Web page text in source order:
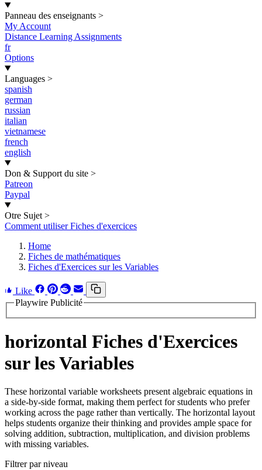
Panneau des enseignants >
My Account
Distance Learning Assignments
fr
Options
Languages >
spanish
german
russian
italian
vietnamese
french
english
Don & Support du site >
Patreon
Paypal
Otre Sujet >
Comment utiliser Fiches d'exercices
Home
Fiches de mathématiques
Fiches d'Exercices sur les Variables
Like
Playwire Publicité
horizontal Fiches d'Exercices
sur les Variables
These horizontal variable worksheets present algebraic equations in
a side-by-side format, making them perfect for students who prefer
working across the page rather than vertically. The horizontal layout
helps students organize their thinking and provides ample space for
solving addition, subtraction, multiplication, and division problems
with missing variables.
Filtrer par niveau